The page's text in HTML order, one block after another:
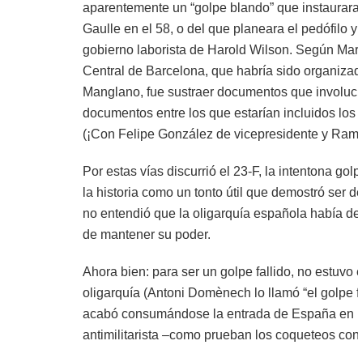
aparentemente un “golpe blando” que
Gaulle en el 58, o del que planeara el pedófilo
gobierno laborista de Harold Wilson. Según
Central de Barcelona, que habría sido
Manglano, fue sustraer documentos que
documentos entre los que estarían incluidos
(¡Con Felipe González de vicepresidente y
Por estas vías discurrió el 23-F, la intentona
la historia como un tonto útil que demostró ser
no entendió que la oligarquía española había
de mantener su poder.
Ahora bien: para ser un golpe fallido, no
oligarquía (Antoni Domènech lo llamó “el
acabó consumándose la entrada de España
antimilitarista –como prueban los coqueteos